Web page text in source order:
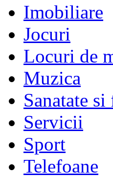
Imobiliare
Jocuri
Locuri de
Muzica
Sanatate
Servicii
Sport
Telefoane